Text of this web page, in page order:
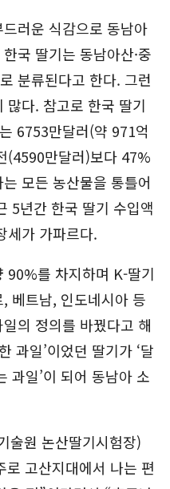
러운 식감으로 동남아
국 딸기는 동남아산·중
분류된다고 한다. 그런
많다. 참고로 한국 딸기
6753만달러(약 971억
(4590만달러)보다 47%
모든 농산물을 통틀어
5년간 한국 딸기 수입액
세가 가파르다.
90%를 차지하며 K-딸기
베트남, 인도네시아 등
의 정의를 바꿨다고 해
과일’이었던 딸기가 ‘달
과일’이 되어 동남아 소
술원 논산딸기시험장)
로 고산지대에서 나는 편